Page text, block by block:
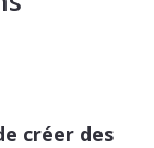
créer des